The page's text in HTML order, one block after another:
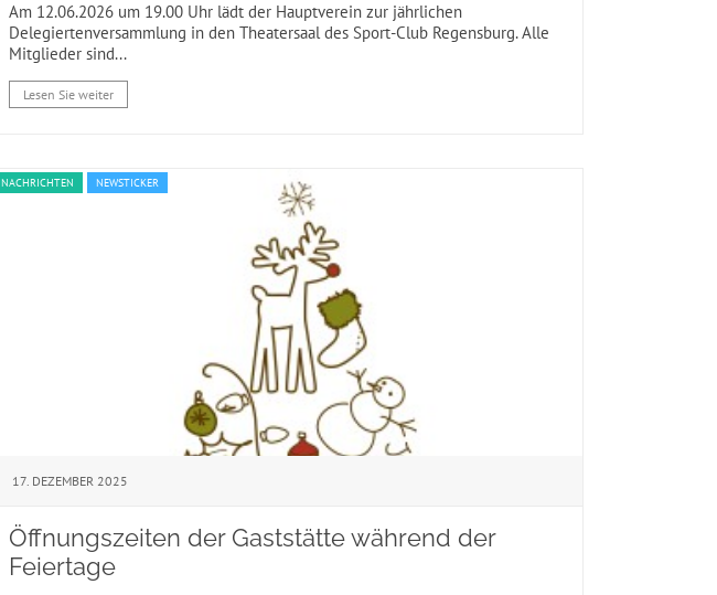
Am 12.06.2026 um 19.00 Uhr lädt der Hauptverein zur jährlichen
Delegiertenversammlung in den Theatersaal des Sport-Club Regensburg. Alle
Mitglieder sind...
Lesen Sie weiter
NACHRICHTEN NEWSTICKER
17. DEZEMBER 2025
Öffnungszeiten der Gaststätte während der
Feiertage